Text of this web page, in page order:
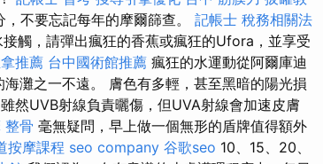
不要忘記每年的摩爾篩查。 記帳士 稅務相關法
觸，請彈出瘋狂的香蕉或瘋狂的Ufora，並享受
推薦 台中國術館推薦 瘋狂的水運動從阿爾庫迪
灘之一不遠。 膚色有多輕，甚至黑暗的陽光損
雖然UVB射線負責曬傷，但UVA射線會加速皮膚
整骨 毫無疑問，早上做一個無形的盾牌值得額外
按摩課程 seo company 谷歌seo 10、15、20、